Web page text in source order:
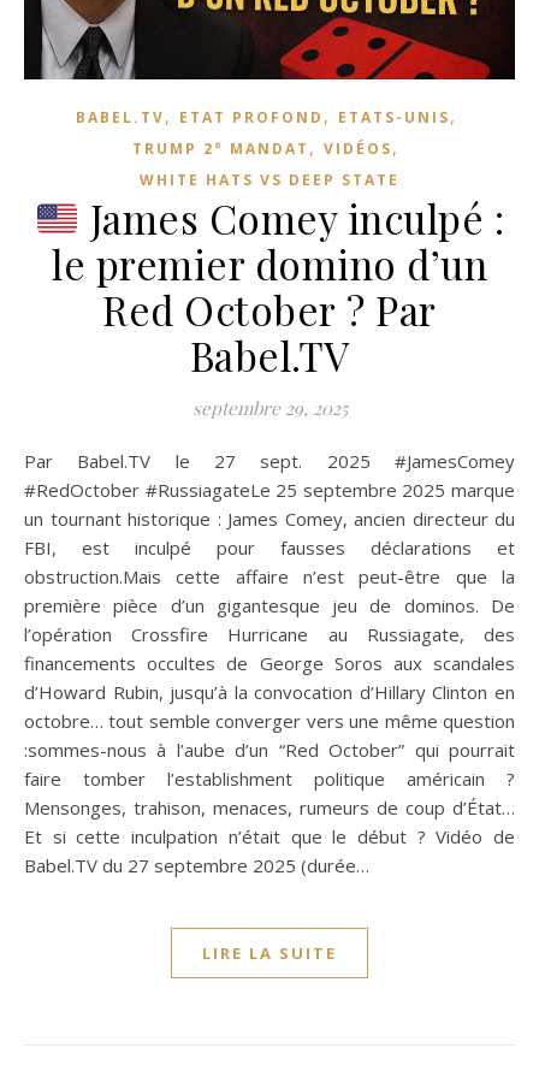
BABEL.TV, ETAT PROFOND , ETATS-UNIS,
TRUMP 2° MANDAT , VIDÉOS,
WHITE HATS VS DEEP STATE
James Comey inculpé :
le premier domino d’un
Red October ? Par
Babel.TV
septembre 29, 2025
Par Babel.TV le 27 sept. 2025 #JamesComey
#RedOctober #RussiagateLe 25 septembre 2025 marque
un tournant historique : James Comey, ancien directeur du
FBI, est inculpé pour fausses déclarations et
obstruction.Mais cette affaire n’est peut-être que la
première pièce d’un gigantesque jeu de dominos. De
l’opération Crossfire Hurricane au Russiagate, des
financements occultes de George Soros aux scandales
d’Howard Rubin, jusqu’à la convocation d’Hillary Clinton en
octobre… tout semble converger vers une même question
:sommes-nous à l’aube d’un “Red October” qui pourrait
faire tomber l’establishment politique américain ?
Mensonges, trahison, menaces, rumeurs de coup d’État…
Et si cette inculpation n’était que le début ? Vidéo de
Babel.TV du 27 septembre 2025 (durée…
LIRE LA SUITE